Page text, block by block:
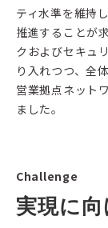
ティ水準を維持
推進することが
クおよびセキュ
り入れつつ、全
営業拠点ネット
ました。
Challenge
実現に